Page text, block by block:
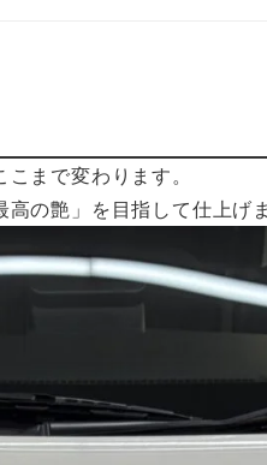
まで変わります。
の艶」を目指して仕上げま